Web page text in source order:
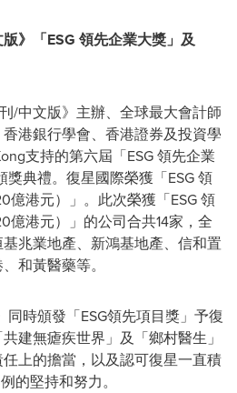
》 「ESG 領先企業大獎」 及
刊/中文版》主辦、全球最大會計師
港銀行學會、香港證券及投資學
支持的第六屆「ESG 領先企業
典禮。復星國際榮獲「ESG 領
億港元）」。此次榮獲「ESG 領
億港元）」的公司合共14家，全
兆業地產、新鴻基地產、信和置
和黃醫藥等。
同時頒發「ESG領先項目獎」予復
建無瘧疾世界」及「鄉村醫生」
上的擔當，以及認可復星一直積
的堅持和努力。